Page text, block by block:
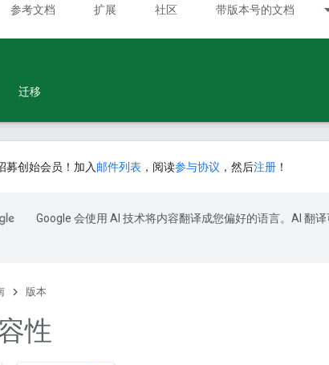
参考文档 扩展 社区 带版本号的文档
迁移
募创始会员！加入 邮件列表 ，阅读参与协议 ，然后注册 ！
Google 会使用 AI 技术将内容翻译成您偏好的语言。AI 翻
版本
性